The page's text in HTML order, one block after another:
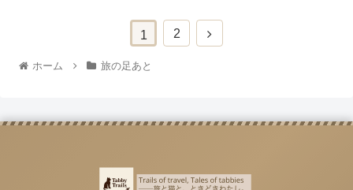
1 2
ホーム 旅の足あと